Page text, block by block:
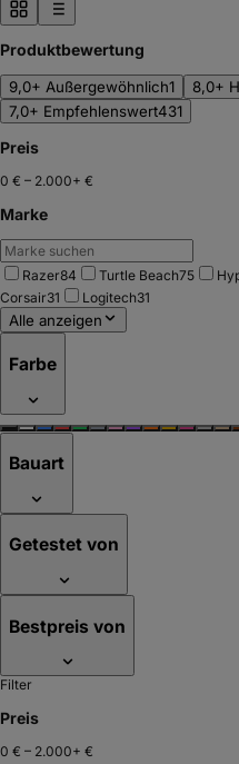
Produktbewertung
9,0+ Außergewöhnlich1 8,0+
7,0+ Empfehlenswert431
Preis
0 € – 2.000+ €
Marke
Razer84 Turtle Beach75
Corsair31 Logitech31
Alle anzeigen
Farbe
Bauart
Getestet von
Bestpreis von
Filter
Preis
0 € – 2.000+ €